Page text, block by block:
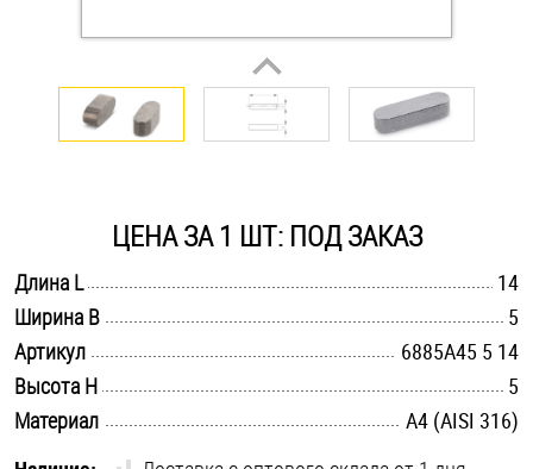
Оснастка и аксессуары для яхт
Стопорные кольца
Такелаж
Хомуты
ЦЕНА ЗА 1 ШТ: ПОД ЗАКАЗ
Длина L
14
Ширина B
5
Артикул
6885A45 5 14
Высота H
5
Материал
A4 (AISI 316)